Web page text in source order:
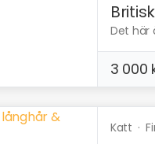
Det här
3 000
Katt ·